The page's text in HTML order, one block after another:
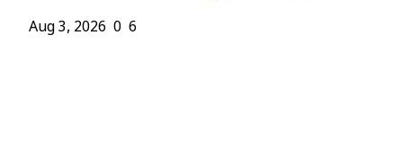
Aug 3, 2026 0 6